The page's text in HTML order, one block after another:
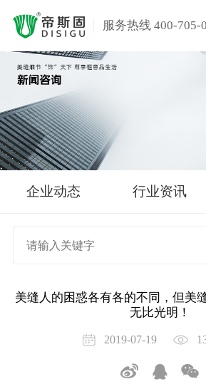
服务热线 400-705-
企业动态 行业资讯
美缝人的困惑各有各的不同，但美
无比光明！
2019-07-19